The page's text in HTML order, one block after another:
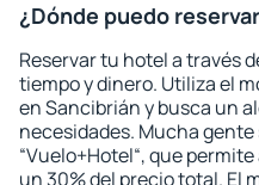
¿Dónde puedo
Reservar tu hotel a través
tiempo y dinero. Utiliza el
en Sancibrián y busca un
necesidades. Mucha
“Vuelo+Hotel“, que
un 30% del precio total. El